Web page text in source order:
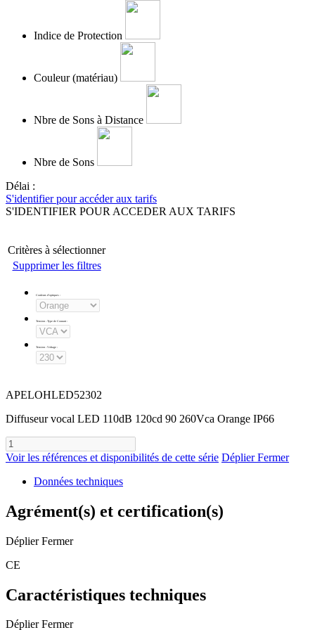
Indice de Protection
Couleur (matériau)
Nbre de Sons à Distance
Nbre de Sons
Délai :
S'identifier pour accéder aux tarifs
S'IDENTIFIER POUR ACCEDER AUX TARIFS
Critères à sélectionner
Supprimer les filtres
Couleurs d'optiques :
Tension - Type de Courant :
Tension - Voltage :
APELOHLED52302
Diffuseur vocal LED 110dB 120cd 90 260Vca Orange IP66
Voir les références et disponibilités de cette série Déplier Fermer
Données techniques
Agrément(s) et certification(s)
Déplier Fermer
CE
Caractéristiques techniques
Déplier Fermer